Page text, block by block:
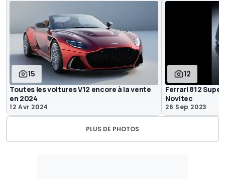
15
Toutes les voitures V12 encore à la vente
en 2024
12 Avr 2024
12
Ferrari 812
Novitec
26 Sep 2023
PLUS DE PHOTOS